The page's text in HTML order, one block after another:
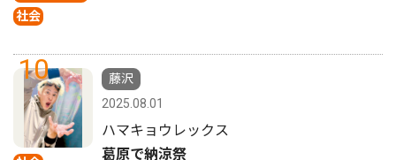
社会
10
藤沢
2025.08.01
ハマキョウレックス
葛原で納涼祭